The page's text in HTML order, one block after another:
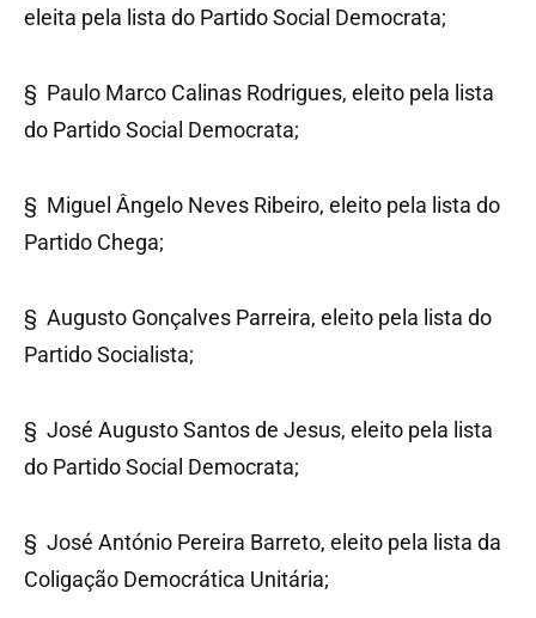
eleita pela lista do Partido Social Democrata;
§ Paulo Marco Calinas Rodrigues, eleito pela lista
do Partido Social Democrata;
§ Miguel Ângelo Neves Ribeiro, eleito pela lista do
Partido Chega;
§ Augusto Gonçalves Parreira, eleito pela lista do
Partido Socialista;
§ José Augusto Santos de Jesus, eleito pela lista
do Partido Social Democrata;
§ José António Pereira Barreto, eleito pela lista da
Coligação Democrática Unitária;